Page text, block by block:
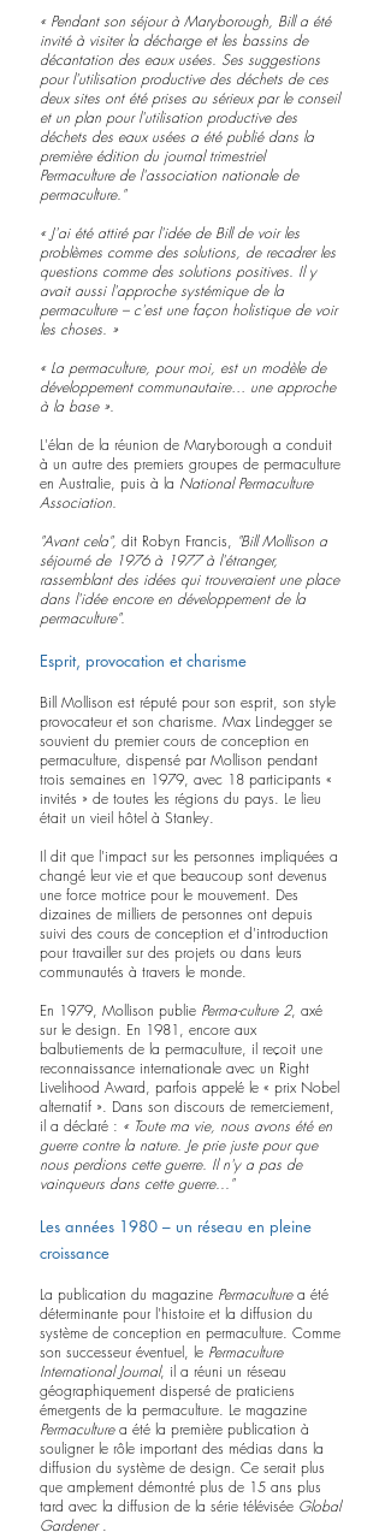
« Pendant son séjour à Maryborough, Bill a été
invité à visiter la décharge et les bassins de
décantation des eaux usées. Ses suggestions
pour l'utilisation productive des déchets de ces
deux sites ont été prises au sérieux par le conseil
et un plan pour l'utilisation productive des
déchets des eaux usées a été publié dans la
première édition du journal trimestriel
Permaculture de l'association nationale de
permaculture."
« J'ai été attiré par l'idée de Bill de voir les
problèmes comme des solutions, de recadrer les
questions comme des solutions positives. Il y
avait aussi l'approche systémique de la
permaculture – c'est une façon holistique de voir
les choses. »
« La permaculture, pour moi, est un modèle de
développement communautaire… une approche
à la base ».
L'élan de la réunion de Maryborough a conduit
à un autre des premiers groupes de permaculture
en Australie, puis à la National Permaculture
Association.
"Avant cela", dit Robyn Francis, "Bill Mollison a
séjourné de 1976 à 1977 à l'étranger,
rassemblant des idées qui trouveraient une place
dans l'idée encore en développement de la
permaculture".
Esprit, provocation et charisme
Bill Mollison est réputé pour son esprit, son style
provocateur et son charisme. Max Lindegger se
souvient du premier cours de conception en
permaculture, dispensé par Mollison pendant
trois semaines en 1979, avec 18 participants «
invités » de toutes les régions du pays. Le lieu
était un vieil hôtel à Stanley.
Il dit que l'impact sur les personnes impliquées a
changé leur vie et que beaucoup sont devenus
une force motrice pour le mouvement. Des
dizaines de milliers de personnes ont depuis
suivi des cours de conception et d'introduction
pour travailler sur des projets ou dans leurs
communautés à travers le monde.
En 1979, Mollison publie Perma-culture 2, axé
sur le design. En 1981, encore aux
balbutiements de la permaculture, il reçoit une
reconnaissance internationale avec un Right
Livelihood Award, parfois appelé le « prix Nobel
alternatif ». Dans son discours de remerciement,
il a déclaré : « Toute ma vie, nous avons été en
guerre contre la nature. Je prie juste pour que
nous perdions cette guerre. Il n'y a pas de
vainqueurs dans cette guerre..."
Les années 1980 – un réseau en pleine
croissance
La publication du magazine Permaculture a été
déterminante pour l'histoire et la diffusion du
système de conception en permaculture. Comme
son successeur éventuel, le Permaculture
International Journal, il a réuni un réseau
géographiquement dispersé de praticiens
émergents de la permaculture. Le magazine
Permaculture a été la première publication à
souligner le rôle important des médias dans la
diffusion du système de design. Ce serait plus
que amplement démontré plus de 15 ans plus
tard avec la diffusion de la série télévisée Global
Gardener .